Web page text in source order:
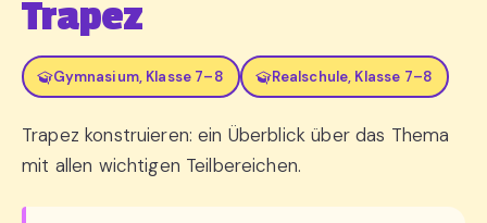
Trapez
Gymnasium, Klasse 7–8 Realschule, Klasse 7–8
Trapez konstruieren: ein Überblick über das Thema
mit allen wichtigen Teilbereichen.